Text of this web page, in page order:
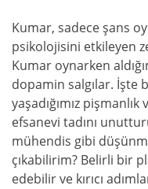
Kumar, sadece şans
psikolojisini etkileyen
Kumar oynarken
dopamin salgılar. İşte
yaşadığımız pişmanlık
efsanevi tadını
mühendis gibi
çıkabilirim? Belirli bir
edebilir ve kırıcı